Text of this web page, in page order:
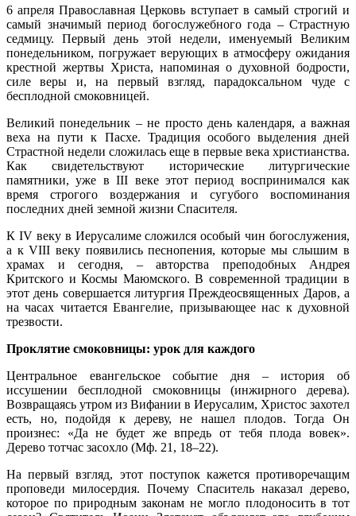
6 апреля Православная Церковь вступает в самый строгий и
самый значимый период богослужебного года – Страстную
седмицу. Первый день этой недели, именуемый Великим
понедельником, погружает верующих в атмосферу ожидания
крестной жертвы Христа, напоминая о духовной бодрости,
силе веры и, на первый взгляд, парадоксальном чуде с
бесплодной смоковницей.
Великий понедельник – не просто день календаря, а важная
веха на пути к Пасхе. Традиция особого выделения дней
Страстной недели сложилась еще в первые века христианства.
Как свидетельствуют исторические литургические
памятники, уже в III веке этот период воспринимался как
время строгого воздержания и сугубого воспоминания
последних дней земной жизни Спасителя.
К IV веку в Иерусалиме сложился особый чин богослужения,
а к VIII веку появились песнопения, которые мы слышим в
храмах и сегодня, – авторства преподобных Андрея
Критского и Космы Маюмского. В современной традиции в
этот день совершается литургия Преждеосвященных Даров, а
на часах читается Евангелие, призывающее нас к духовной
трезвости.
Проклятие смоковницы: урок для каждого
Центральное евангельское событие дня – история об
иссушении бесплодной смоковницы (инжирного дерева).
Возвращаясь утром из Вифании в Иерусалим, Христос захотел
есть, но, подойдя к дереву, не нашел плодов. Тогда Он
произнес: «Да не будет же впредь от тебя плода вовек».
Дерево тотчас засохло (Мф. 21, 18–22).
На первый взгляд, этот поступок кажется противоречащим
проповеди милосердия. Почему Спаситель наказал дерево,
которое по природным законам не могло плодоносить в тот